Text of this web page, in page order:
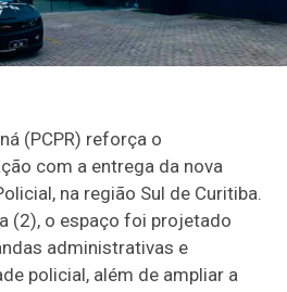
(PCPR) reforça o
com a entrega da nova
na região Sul de Curitiba.
(2), o espaço foi projetado
administrativas e
policial, além de ampliar a